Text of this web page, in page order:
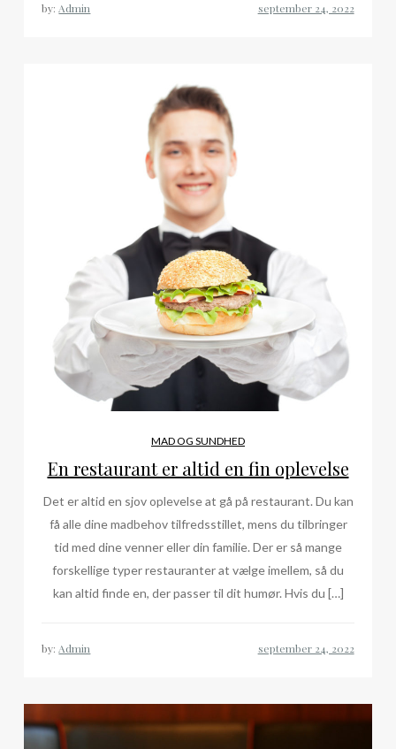
by:Admin
MAD OG SUNDHED
En restaurant er altid en fin oplevelse
Det er altid en sjov oplevelse at gå på restaurant. Du kan
få alle dine madbehov tilfredsstillet, mens du tilbringer
tid med dine venner eller din familie. Der er så mange
forskellige typer restauranter at vælge imellem, så du
kan altid finde en, der passer til dit humør. Hvis du […]
by:Admin